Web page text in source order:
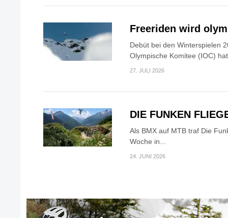
Freeriden wird
Debüt bei den Winterspielen
Olympische Komitee (IOC)
27. JULI 2026
DIE FUNKEN
Als BMX auf MTB traf Die
Woche in...
24. JUNI 2026